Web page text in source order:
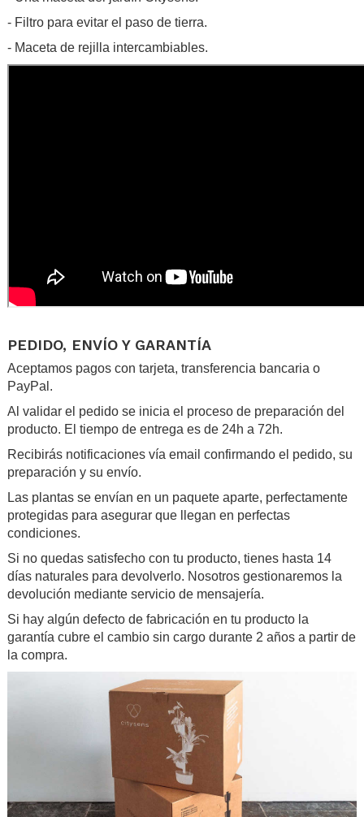
- Filtro para evitar el paso de tierra.
- Maceta de rejilla intercambiables.
PEDIDO, ENVÍO Y GARANTÍA
Aceptamos pagos con tarjeta, transferencia bancaria o
PayPal.
Al validar el pedido se inicia el proceso de preparación del
producto. El tiempo de entrega es de 24h a 72h.
Recibirás notificaciones vía email confirmando el pedido, su
preparación y su envío.
Las plantas se envían en un paquete aparte, perfectamente
protegidas para asegurar que llegan en perfectas
condiciones.
Si no quedas satisfecho con tu producto, tienes hasta 14
días naturales para devolverlo. Nosotros gestionaremos la
devolución mediante servicio de mensajería.
Si hay algún defecto de fabricación en tu producto la
garantía cubre el cambio sin cargo durante 2 años a partir de
la compra.